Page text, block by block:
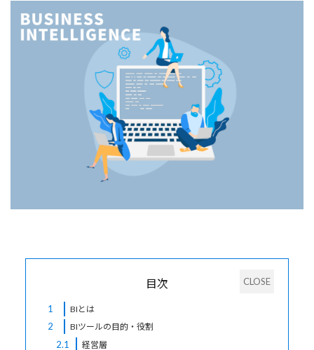
目次
1 BIとは
2 BIツールの目的・役割
2.1 経営層